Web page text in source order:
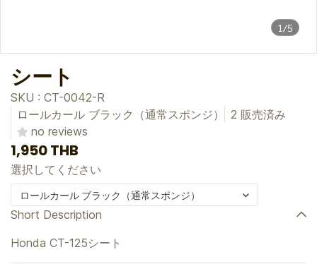
1/5
シート
SKU : CT-0042-R
ロールカール ブラック（通常スポンジ）
2 販売済み
no reviews
1,950 THB
選択してください
ロールカール ブラック（通常スポンジ）
Short Description
Honda CT-125シート